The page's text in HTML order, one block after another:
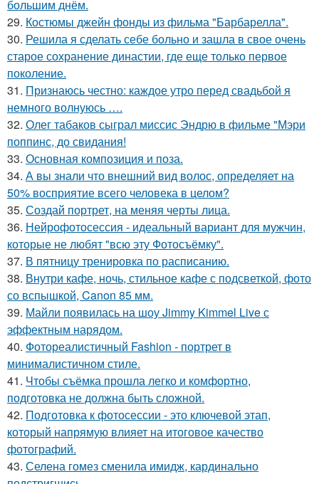
большим днём.
29. Костюмы джейн фонды из фильма "Барбарелла".
30. Решила я сделать себе больно и зашла в свое очень
старое сохранение династии, где еще только первое
поколение.
31. Признаюсь честно: каждое утро перед свадьбой я
немного волнуюсь ….
32. Олег табаков сыграл миссис Эндрю в фильме "Мэри
поппинс, до свидания!
33. Основная композиция и поза.
34. А вы знали что внешний вид волос, определяет на
50% восприятие всего человека в целом?
35. Создай портрет, на меняя черты лица.
36. Нейрофотосессия - идеальный вариант для мужчин,
которые не любят "всю эту Фотосъёмку".
37. В пятницу тренировка по расписанию.
38. Внутри кафе, ночь, стильное кафе с подсветкой, фото
со вспышкой, Canon 85 мм.
39. Майли появилась на шоу Jimmy Kimmel Live с
эффектным нарядом.
40. Фотореалистичный Fashion - портрет в
минималистичном стиле.
41. Чтобы съёмка прошла легко и комфортно,
подготовка не должна быть сложной.
42. Подготовка к фотосессии - это ключевой этап,
который напрямую влияет на итоговое качество
фотографий.
43. Селена гомез сменила имидж, кардинально